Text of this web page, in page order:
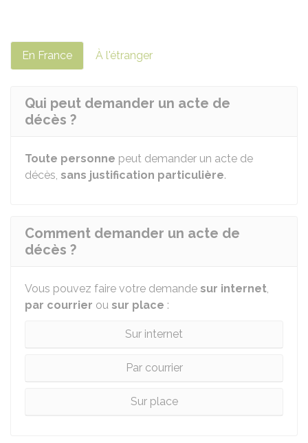
En France À l'étranger
Qui peut demander un acte de
décès ?
Toute personne peut demander un acte de
décès, sans justification particulière.
Comment demander un acte de
décès ?
Vous pouvez faire votre demande sur internet,
par courrier ou sur place :
Sur internet
Par courrier
Sur place